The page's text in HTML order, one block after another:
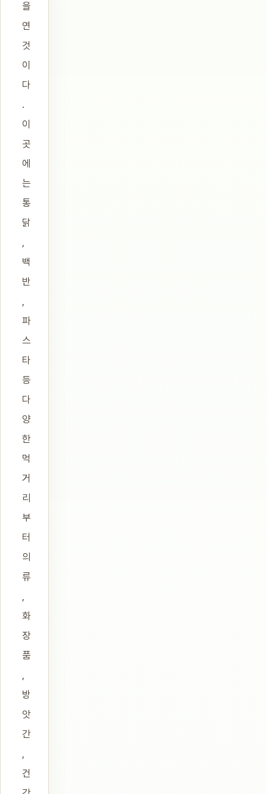
을
연
것
이
다
.
이
곳
에
는
통
닭
,
백
반
,
파
스
타
등
다
양
한
먹
거
리
부
터
의
류
,
화
장
품
,
방
앗
간
,
건